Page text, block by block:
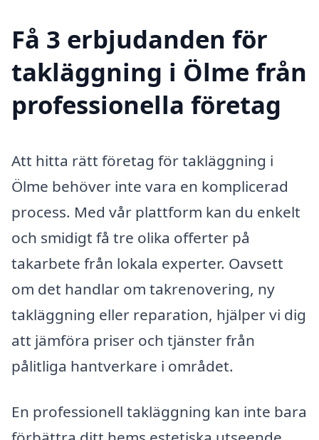
Få 3 erbjudanden för
takläggning i Ölme från
professionella företag
Att hitta rätt företag för takläggning i
Ölme behöver inte vara en komplicerad
process. Med vår plattform kan du enkelt
och smidigt få tre olika offerter på
takarbete från lokala experter. Oavsett
om det handlar om takrenovering, ny
takläggning eller reparation, hjälper vi dig
att jämföra priser och tjänster från
pålitliga hantverkare i området.
En professionell takläggning kan inte bara